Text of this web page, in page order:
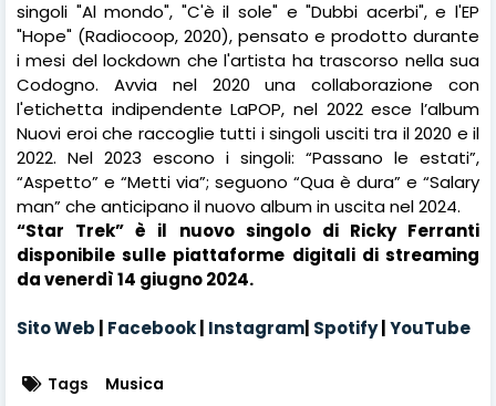
singoli "Al mondo", "C'è il sole" e "Dubbi acerbi", e l'EP
"Hope" (Radiocoop, 2020), pensato e prodotto durante
i mesi del lockdown che l'artista ha trascorso nella sua
Codogno. Avvia nel 2020 una collaborazione con
l'etichetta indipendente LaPOP, nel 2022 esce l’album
Nuovi eroi che raccoglie tutti i singoli usciti tra il 2020 e il
2022. Nel 2023 escono i singoli: “Passano le estati”,
“Aspetto” e “Metti via”; seguono “Qua è dura” e “Salary
man” che anticipano il nuovo album in uscita nel 2024.
“Star Trek” è il nuovo singolo di Ricky Ferranti
disponibile sulle piattaforme digitali di streaming
da venerdì 14 giugno 2024.
Sito Web Facebook Instagram Spotify| YouTube
Tags Musica